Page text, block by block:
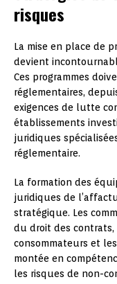
risques
La mise en place de
devient
Ces programmes
réglementaires,
exigences de lutte
établissements
juridiques
réglementaire.
La formation des
juridiques de
stratégique. Les
du droit des contrats,
consommateurs et
montée en
les risques de non-